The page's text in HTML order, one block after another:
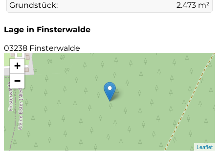
Grundstück: 2.473 m²
Lage in Finsterwalde
03238 Finsterwalde
+
−
Leaflet